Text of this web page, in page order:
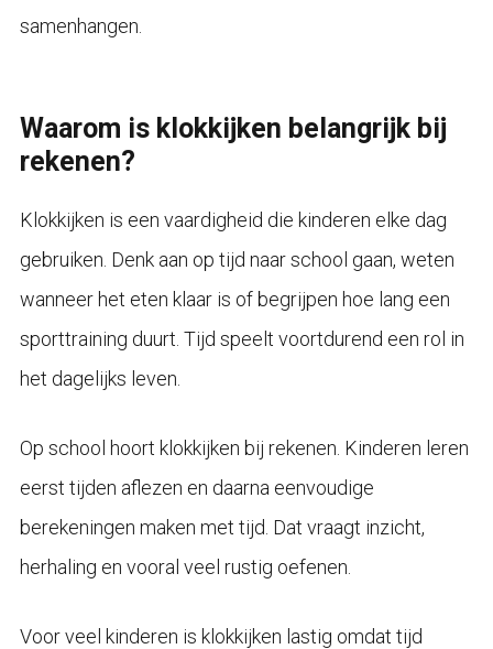
samenhangen.
Waarom is klokkijken belangrijk bij
rekenen?
Klokkijken is een vaardigheid die kinderen elke dag
gebruiken. Denk aan op tijd naar school gaan, weten
wanneer het eten klaar is of begrijpen hoe lang een
sporttraining duurt. Tijd speelt voortdurend een rol in
het dagelijks leven.
Op school hoort klokkijken bij rekenen. Kinderen leren
eerst tijden aflezen en daarna eenvoudige
berekeningen maken met tijd. Dat vraagt inzicht,
herhaling en vooral veel rustig oefenen.
Voor veel kinderen is klokkijken lastig omdat tijd